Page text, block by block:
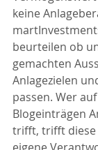
keine
beurteilen ob
gemachten
Anlagezielen
passen. Wer
Blogeinträgen
trifft, trifft diese